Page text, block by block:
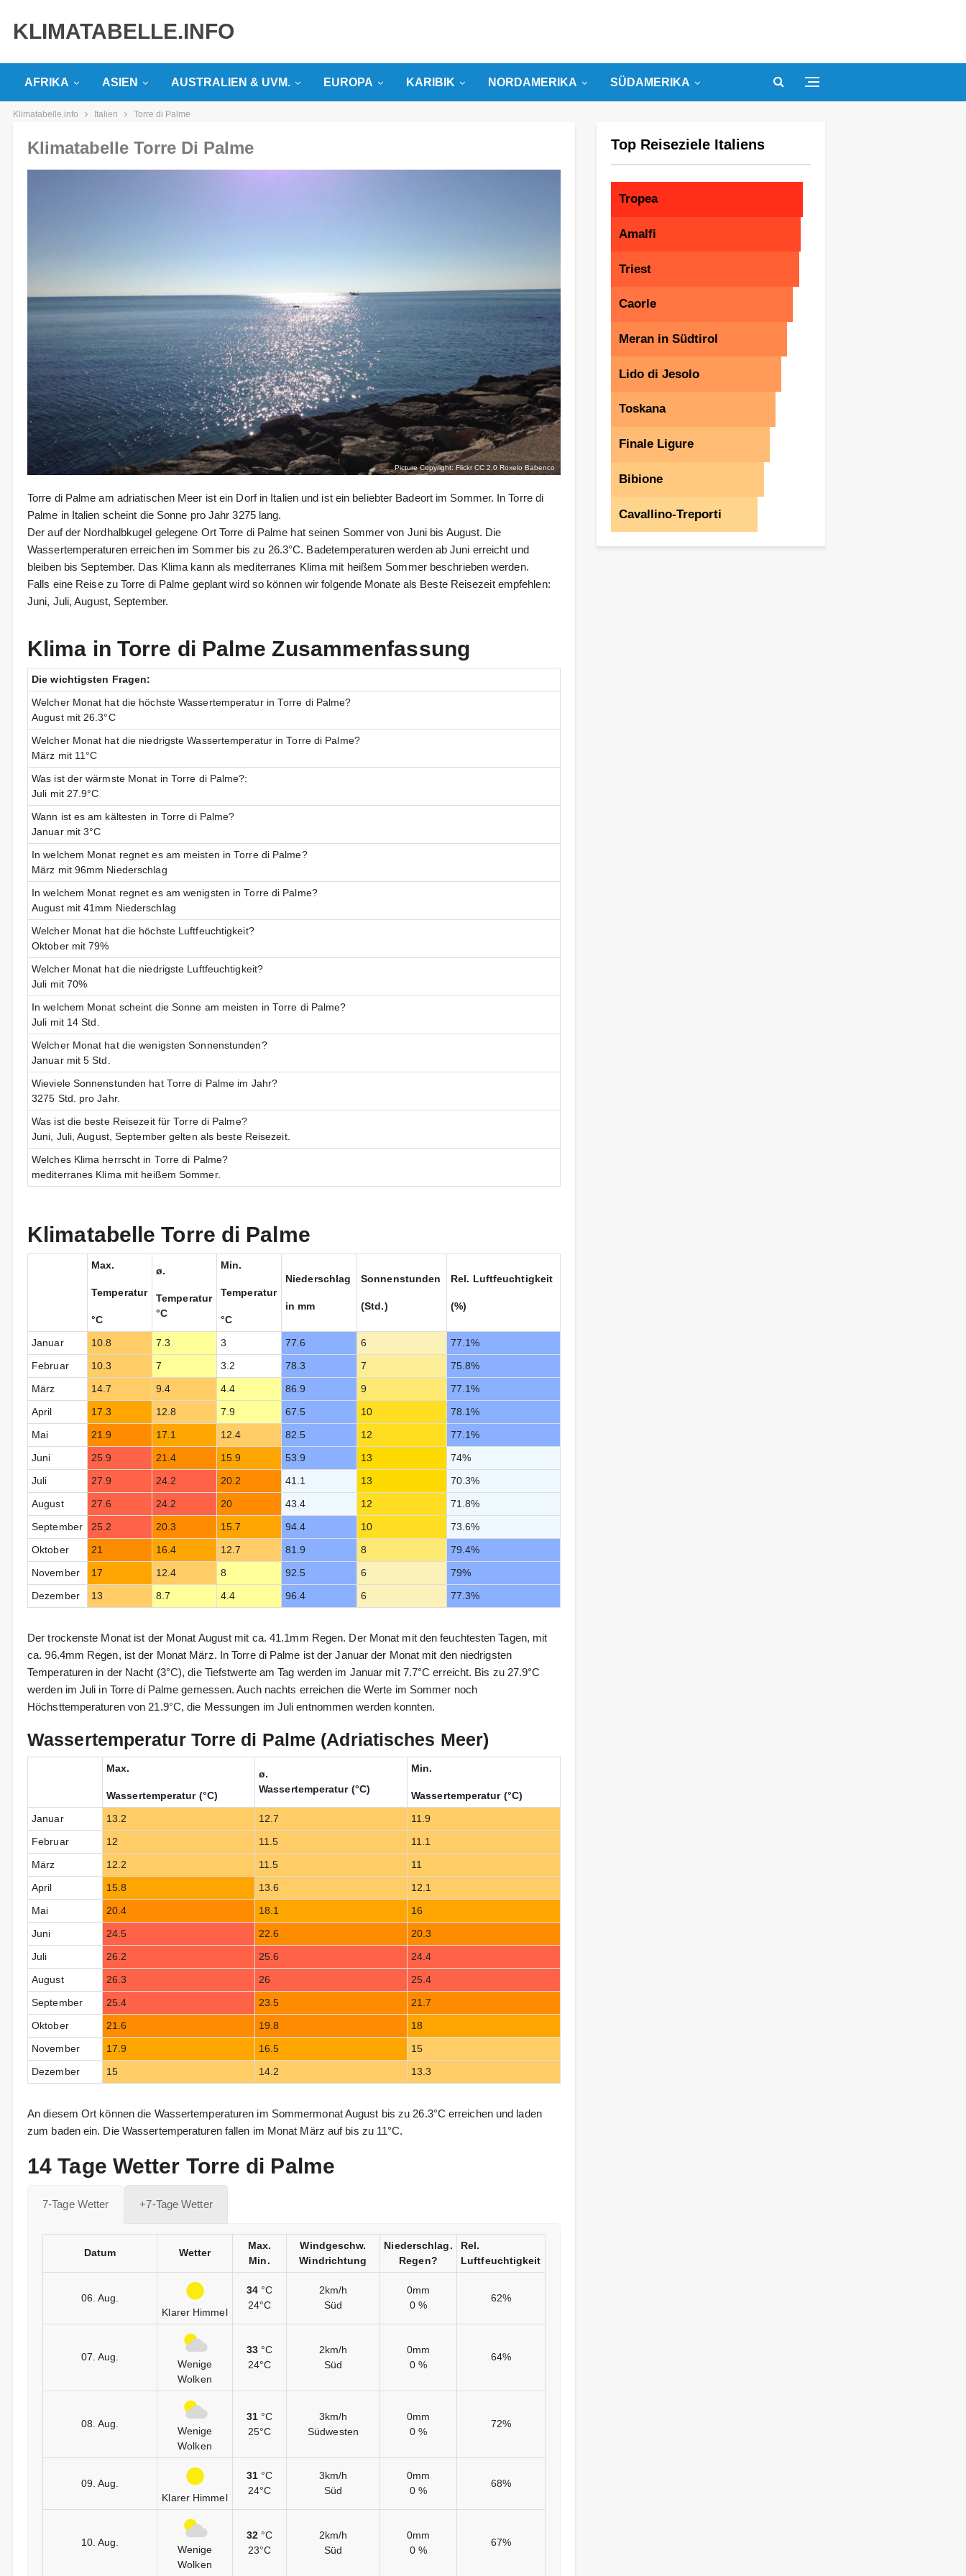
KLIMATABELLE.INFO
AFRIKA ASIEN AUSTRALIEN & UVM. EUROPA KARIBIK NORDAMERIKA SÜDAMERIKA
Klimatabelle.info Italien Torre di Palme
Klimatabelle Torre Di Palme
Picture Copyright: Flickr CC 2.0Roxelo Babenco
Torre di Palme am adriatischen Meer ist ein Dorf in Italien und ist ein beliebter Badeort im Sommer. In Torre di
Palme in Italien scheint die Sonne pro Jahr 3275 lang.
Der auf der Nordhalbkugel gelegene Ort Torre di Palme hat seinen Sommer von Juni bis August. Die
Wassertemperaturen erreichen im Sommer bis zu 26.3°C. Badetemperaturen werden ab Juni erreicht und
bleiben bis September. Das Klima kann als mediterranes Klima mit heißem Sommer beschrieben werden.
Falls eine Reise zu Torre di Palme geplant wird so können wir folgende Monate als Beste Reisezeit empfehlen:
Juni, Juli, August, September.
Klima in Torre di Palme Zusammenfassung
Die wichtigsten Fragen:
Welcher Monat hat die höchste Wassertemperatur in Torre di Palme?
August mit 26.3°C
Welcher Monat hat die niedrigste Wassertemperatur in Torre di Palme?
März mit 11°C
Was ist der wärmste Monat in Torre di Palme?:
Juli mit 27.9°C
Wann ist es am kältesten in Torre di Palme?
Januar mit 3°C
In welchem Monat regnet es am meisten in Torre di Palme?
März mit 96mm Niederschlag
In welchem Monat regnet es am wenigsten in Torre di Palme?
August mit 41mm Niederschlag
Welcher Monat hat die höchste Luftfeuchtigkeit?
Oktober mit 79%
Welcher Monat hat die niedrigste Luftfeuchtigkeit?
Juli mit 70%
In welchem Monat scheint die Sonne am meisten in Torre di Palme?
Juli mit 14 Std.
Welcher Monat hat die wenigsten Sonnenstunden?
Januar mit 5 Std.
Wieviele Sonnenstunden hat Torre di Palme im Jahr?
3275 Std. pro Jahr.
Was ist die beste Reisezeit für Torre di Palme?
Juni, Juli, August, September gelten als beste Reisezeit.
Welches Klima herrscht in Torre di Palme?
mediterranes Klima mit heißem Sommer.
Klimatabelle Torre di Palme
Max.
Temperatur
°C
ø.
Temperatur
°C
Min.
Temperatur
°C
Niederschlag
in mm
Sonnenstunden
(Std.)
Rel. Luftfeuchtigkeit
(%)
Januar 10.8 7.3 3 77.6 6 77.1%
Februar 10.3 7 3.2 78.3 7 75.8%
März 14.7 9.4 4.4 86.9 9 77.1%
April 17.3 12.8 7.9 67.5 10 78.1%
Mai 21.9 17.1 12.4 82.5 12 77.1%
Juni 25.9 21.4 15.9 53.9 13 74%
Juli 27.9 24.2 20.2 41.1 13 70.3%
August 27.6 24.2 20 43.4 12 71.8%
September 25.2 20.3 15.7 94.4 10 73.6%
Oktober 21 16.4 12.7 81.9 8 79.4%
November 17 12.4 8 92.5 6 79%
Dezember 13 8.7 4.4 96.4 6 77.3%
Der trockenste Monat ist der Monat August mit ca. 41.1mm Regen. Der Monat mit den feuchtesten Tagen, mit
ca. 96.4mm Regen, ist der Monat März. In Torre di Palme ist der Januar der Monat mit den niedrigsten
Temperaturen in der Nacht (3°C), die Tiefstwerte am Tag werden im Januar mit 7.7°C erreicht. Bis zu 27.9°C
werden im Juli in Torre di Palme gemessen. Auch nachts erreichen die Werte im Sommer noch
Höchsttemperaturen von 21.9°C, die Messungen im Juli entnommen werden konnten.
Wassertemperatur Torre di Palme (Adriatisches Meer)
Max.
Wassertemperatur (°C)
ø.
Wassertemperatur (°C)
Min.
Wassertemperatur (°C)
Januar 13.2 12.7 11.9
Februar 12 11.5 11.1
März 12.2 11.5 11
April 15.8 13.6 12.1
Mai 20.4 18.1 16
Juni 24.5 22.6 20.3
Juli 26.2 25.6 24.4
August 26.3 26 25.4
September 25.4 23.5 21.7
Oktober 21.6 19.8 18
November 17.9 16.5 15
Dezember 15 14.2 13.3
An diesem Ort können die Wassertemperaturen im Sommermonat August bis zu 26.3°C erreichen und laden
zum baden ein. Die Wassertemperaturen fallen im Monat März auf bis zu 11°C.
14 Tage Wetter Torre di Palme
7-Tage Wetter +7-Tage Wetter
Datum Wetter
Max.
Min.
Windgeschw.
Windrichtung
Niederschlag.
Regen?
Rel.
Luftfeuchtigkeit
06. Aug.
Klarer Himmel
34 °C
24°C
2km/h
Süd
0mm
0 %
62%
07. Aug.
Wenige
Wolken
33 °C
24°C
2km/h
Süd
0mm
0 %
64%
08. Aug.
Wenige
Wolken
31 °C
25°C
3km/h
Südwesten
0mm
0 %
72%
09. Aug.
Klarer Himmel
31 °C
24°C
3km/h
Süd
0mm
0 %
68%
10. Aug.
Wenige
Wolken
32 °C
23°C
2km/h
Süd
0mm
0 %
67%
Top Reiseziele Italiens
Tropea
Amalfi
Triest
Caorle
Meran in Südtirol
Lido di Jesolo
Toskana
Finale Ligure
Bibione
Cavallino-Treporti